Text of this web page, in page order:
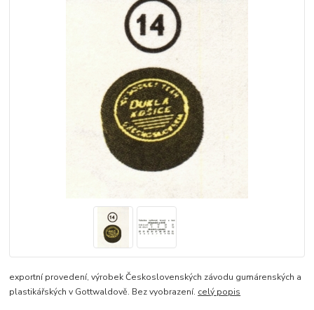
exportní provedení, výrobek Československých závodu gumárenských a
plastikářských v Gottwaldově. Bez vyobrazení. celý popis